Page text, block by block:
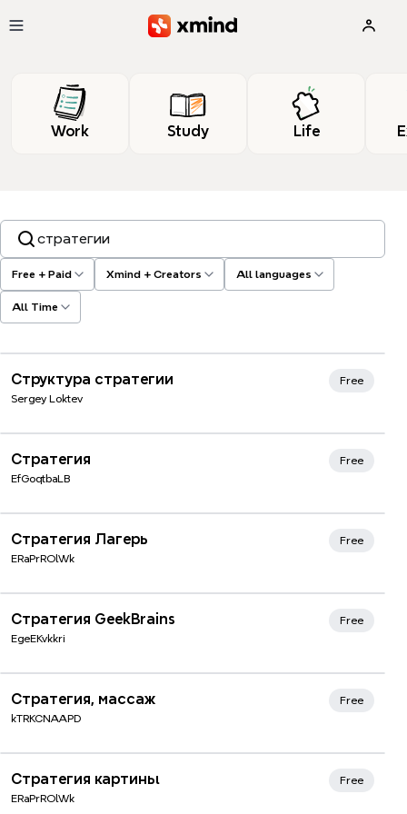
Work Study Life
Free + Paid Xmind + Creators All languages
All Time
Search templates, tags…
Структура стратегии
Sergey Loktev
Free
Стратегия
EfGoqtbaLB
Free
Стратегия Лагерь
ERaPrROlWk
Free
Стратегия GeekBrains
EgeEKvkkri
Free
Стратегия, массаж
kTRKCNAAPD
Free
Стратегия картины
ERaPrROlWk
Free